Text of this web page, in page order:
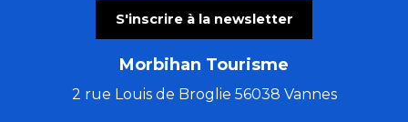
S'inscrire à la newsletter
Morbihan Tourisme
2 rue Louis de Broglie 56038 Vannes